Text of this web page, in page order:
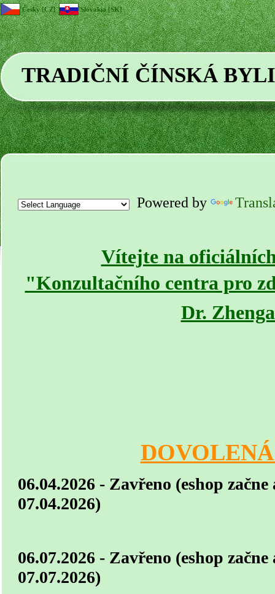
TRADIČNÍ ČÍNSKÁ
Česky [CZ] Slovakia [SK]
Powered by
Vítejte na
"Konzultačního centra pro
Dr.
DOVOLENÁ
06.04.2026 - Zavřeno (eshop
07.04.2026)
06.07.2026 - Zavřeno (eshop
07.07.2026)